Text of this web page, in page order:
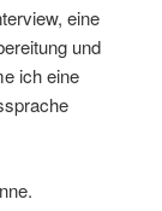
eine
und
ich eine